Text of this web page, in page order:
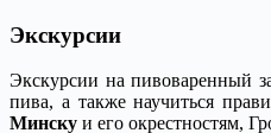
Экскурсии
Экскурсии на пивоваренный
пива, а также научиться
Минску и его окрестностям,